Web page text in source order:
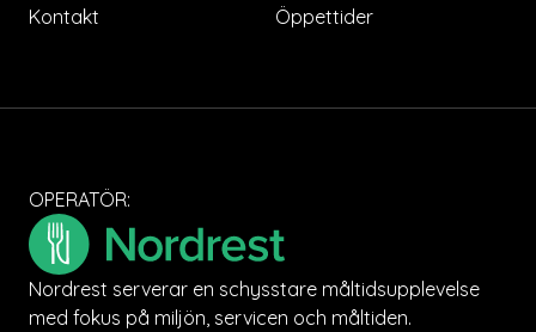
OPERATÖR:
Nordrest serverar en schysstare måltidsupplevelse
med fokus på miljön, servicen och måltiden.
Kontakt
Öppettider